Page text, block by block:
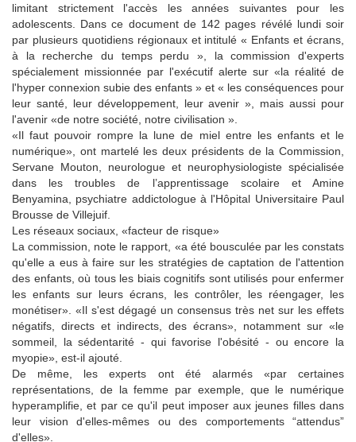
limitant strictement l'accès les années suivantes pour les
adolescents. Dans ce document de 142 pages révélé lundi soir
par plusieurs quotidiens régionaux et intitulé « Enfants et écrans,
à la recherche du temps perdu », la commission d'experts
spécialement missionnée par l'exécutif alerte sur «la réalité de
l'hyper connexion subie des enfants » et « les conséquences pour
leur santé, leur développement, leur avenir », mais aussi pour
l'avenir «de notre société, notre civilisation ».
«Il faut pouvoir rompre la lune de miel entre les enfants et le
numérique», ont martelé les deux présidents de la Commission,
Servane Mouton, neurologue et neurophysiologiste spécialisée
dans les troubles de l’apprentissage scolaire et Amine
Benyamina, psychiatre addictologue à l'Hôpital Universitaire Paul
Brousse de Villejuif.
Les réseaux sociaux, «facteur de risque»
La commission, note le rapport, «a été bousculée par les constats
qu'elle a eus à faire sur les stratégies de captation de l'attention
des enfants, où tous les biais cognitifs sont utilisés pour enfermer
les enfants sur leurs écrans, les contrôler, les réengager, les
monétiser». «Il s'est dégagé un consensus très net sur les effets
négatifs, directs et indirects, des écrans», notamment sur «le
sommeil, la sédentarité - qui favorise l'obésité - ou encore la
myopie», est-il ajouté.
De même, les experts ont été alarmés «par certaines
représentations, de la femme par exemple, que le numérique
hyperamplifie, et par ce qu'il peut imposer aux jeunes filles dans
leur vision d'elles-mêmes ou des comportements “attendus”
d'elles».